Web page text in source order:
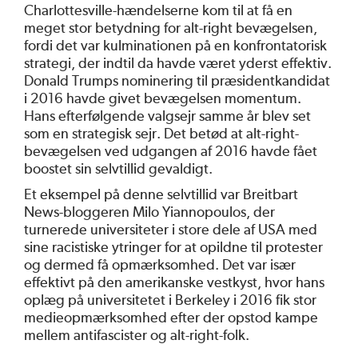
Charlottesville-hændelserne kom til at få en
meget stor betydning for alt-right bevægelsen,
fordi det var kulminationen på en konfrontatorisk
strategi, der indtil da havde været yderst effektiv.
Donald Trumps nominering til præsidentkandidat
i 2016 havde givet bevægelsen momentum.
Hans efterfølgende valgsejr samme år blev set
som en strategisk sejr. Det betød at alt-right-
bevægelsen ved udgangen af 2016 havde fået
boostet sin selvtillid gevaldigt.
Et eksempel på denne selvtillid var Breitbart
News-bloggeren Milo Yiannopoulos, der
turnerede universiteter i store dele af USA med
sine racistiske ytringer for at opildne til protester
og dermed få opmærksomhed. Det var især
effektivt på den amerikanske vestkyst, hvor hans
oplæg på universitetet i Berkeley i 2016 fik stor
medieopmærksomhed efter der opstod kampe
mellem antifascister og alt-right-folk.